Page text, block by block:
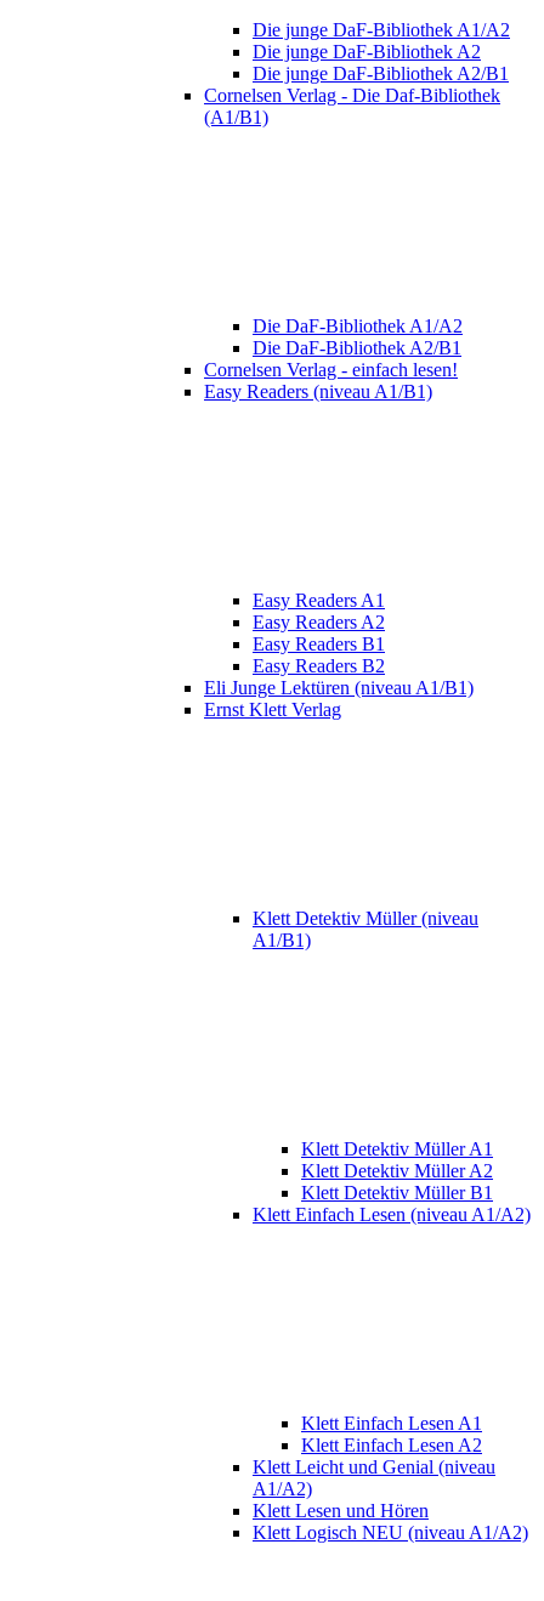
Die junge DaF-Bibliothek A1/A2
Die junge DaF-Bibliothek A2
Die junge DaF-Bibliothek A2/B1
Cornelsen Verlag - Die Daf-Bibliothek
(A1/B1)
Die DaF-Bibliothek A1/A2
Die DaF-Bibliothek A2/B1
Cornelsen Verlag - einfach lesen!
Easy Readers (niveau A1/B1)
Easy Readers A1
Easy Readers A2
Easy Readers B1
Easy Readers B2
Eli Junge Lektüren (niveau A1/B1)
Ernst Klett Verlag
Klett Detektiv Müller (niveau
A1/B1)
Klett Detektiv Müller A1
Klett Detektiv Müller A2
Klett Detektiv Müller B1
Klett Einfach Lesen (niveau A1/A2)
Klett Einfach Lesen A1
Klett Einfach Lesen A2
Klett Leicht und Genial (niveau
A1/A2)
Klett Lesen und Hören
Klett Logisch NEU (niveau A1/A2)